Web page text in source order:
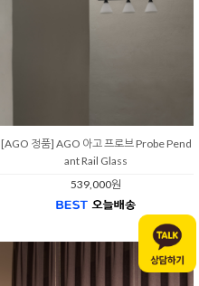
[AGO 정품] AGO 아고 프로브 Probe Pend
ant Rail Glass
539,000원